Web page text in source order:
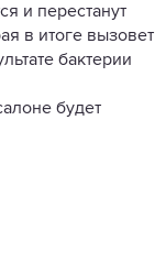
и перестанут
в итоге вызовет
бактерии
будет